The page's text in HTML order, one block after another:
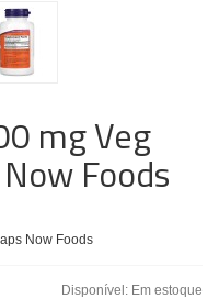
mg Veg
Foods
Now Foods
Disponível: Em estoque